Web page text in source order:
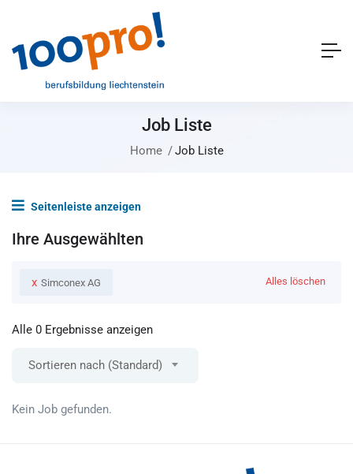
Job Liste
Home Job Liste
Seitenleiste anzeigen
Ihre Ausgewählten
x Simconex AG Alles löschen
Alle 0 Ergebnisse anzeigen
Sortieren nach (Standard)
Kein Job gefunden.